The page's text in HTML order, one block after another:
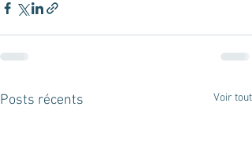
Posts récents Voir tout